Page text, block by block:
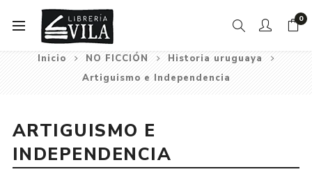
0
Inicio NO FICCIÓN
Historia uruguaya
Artiguismo e Independencia
ARTIGUISMO E
INDEPENDENCIA